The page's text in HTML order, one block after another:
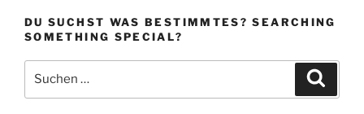
DU SUCHST WAS BESTIMMTES? SEARCHING
SOMETHING SPECIAL?
nach: